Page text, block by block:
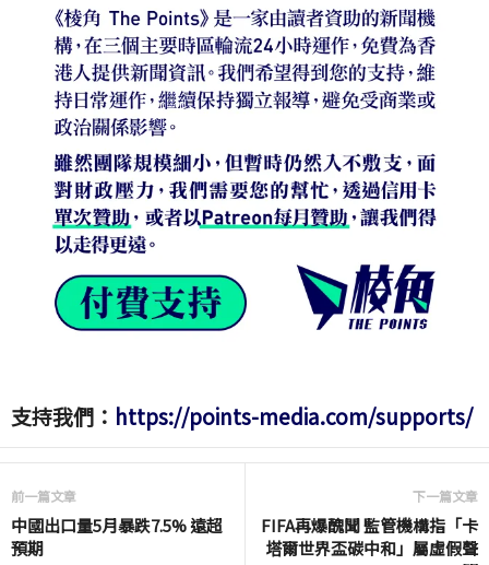
支持我們： https://points-media.com/supports/
前一篇文章
中國出口量5月暴跌7.5% 遠超
預期
下一篇文章
FIFA再爆醜聞 監管機構指「卡
塔爾世界盃碳中和」屬虛假聲